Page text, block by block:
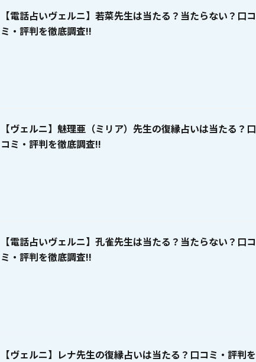
【電話占いヴェルニ】若菜先生は当たる？当たらない？口コ
ミ・評判を徹底調査!!
【ヴェルニ】魅理亜（ミリア）先生の復縁占いは当たる？口
コミ・評判を徹底調査!!
【電話占いヴェルニ】孔雀先生は当たる？当たらない？口コ
ミ・評判を徹底調査!!
【ヴェルニ】レナ先生の復縁占いは当たる？口コミ・評判を